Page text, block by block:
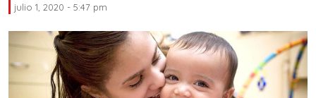
julio 1, 2020 - 5:47 pm